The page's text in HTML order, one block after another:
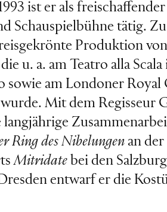
ist er als freischaffender
Schauspielbühne tätig.
Produktion
u. a. am Teatro alla Scala
sowie am Londoner Royal
Mit dem Regisseur
Ring des Nibelungen an
Mitridate bei den
entwarf er die